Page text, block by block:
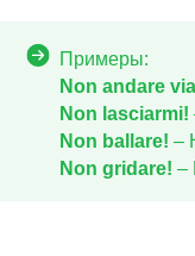
Примеры:
Non andare
Non lasciarmi!
Non ballare! –
Non gridare! –